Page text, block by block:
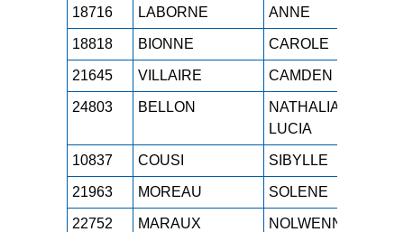
18716 LABORNE ANNE
18818 BIONNE CAROLE
21645 VILLAIRE CAMDEN
24803 BELLON
NATHALIA-
LUCIA
10837 COUSI SIBYLLE
21963 MOREAU SOLENE
22752 MARAUX NOLWENN